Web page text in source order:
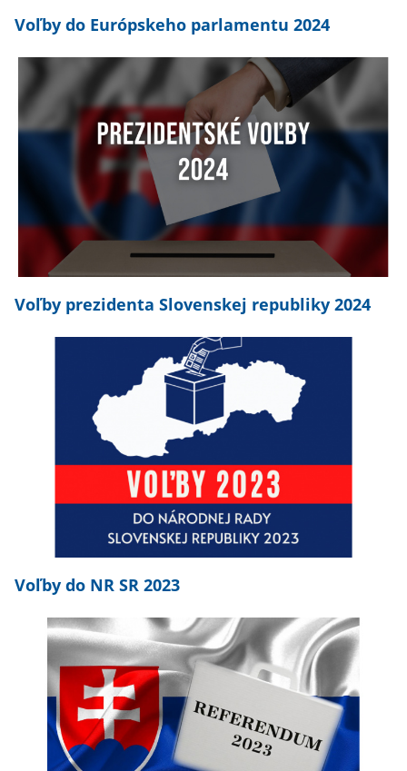
Voľby do Európskeho parlamentu 2024
Voľby prezidenta Slovenskej republiky 2024
Voľby do NR SR 2023